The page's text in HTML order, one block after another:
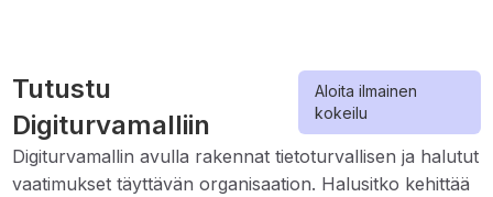
Tutustu
Digiturvamalliin
Aloita ilmainen
kokeilu
Digiturvamallin avulla rakennat tietoturvallisen ja halutut
vaatimukset täyttävän organisaation. Halusitko kehittää